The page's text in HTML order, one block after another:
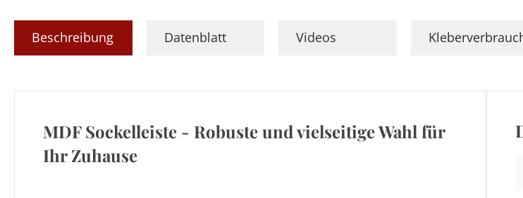
Beschreibung Datenblatt Videos
MDF Sockelleiste - Robuste und vielseitige Wahl für
Ihr Zuhause